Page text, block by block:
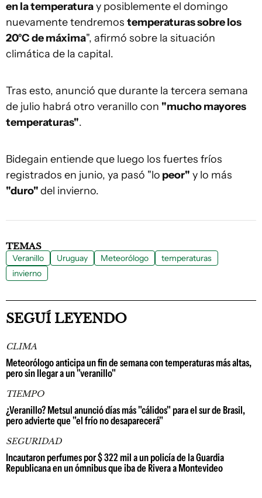
en la temperaturay posiblemente el domingo
nuevamente tendremos temperaturas sobre los
20°C de máxima", afirmó sobre la situación
climática de la capital.
Tras esto, anunció que durante la tercera semana
de julio habrá otro veranillo con "mucho mayores
temperaturas".
Bidegain entiende que luego los fuertes fríos
registrados en junio, ya pasó "lo peor" y lo más
"duro"del invierno.
TEMAS
Veranillo Uruguay Meteorólogo
temperaturas
invierno
SEGUÍ LEYENDO
CLIMA
Meteorólogo anticipa un fin de semana con temperaturas más altas,
pero sin llegar a un "veranillo"
TIEMPO
¿Veranillo? Metsul anunció días más "cálidos" para el sur de Brasil,
pero advierte que "el frío no desaparecerá"
SEGURIDAD
Incautaron perfumes por $ 322 mil a un policía de la Guardia
Republicana en un ómnibus que iba de Rivera a Montevideo